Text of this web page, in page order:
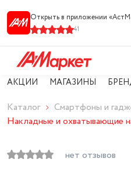
Открыть в приложении
41
АКЦИИ МАГАЗИНЫ
Каталог Смартфоны и
Накладные и охватывающие
нет отзывов